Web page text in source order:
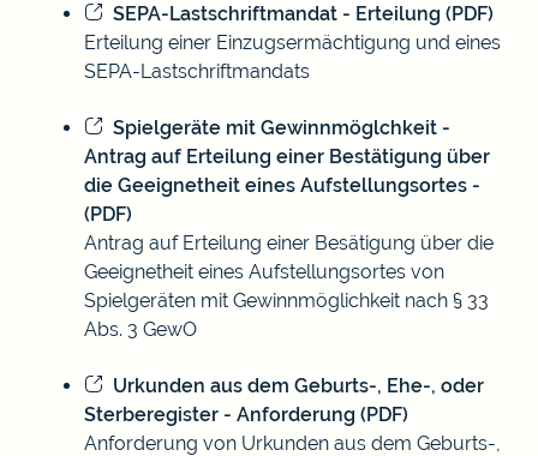
SEPA-Lastschriftmandat - Erteilung (PDF)
Erteilung einer Einzugsermächtigung und eines
SEPA-Lastschriftmandats
Spielgeräte mit Gewinnmöglchkeit -
Antrag auf Erteilung einer Bestätigung über
die Geeignetheit eines Aufstellungsortes -
(PDF)
Antrag auf Erteilung einer Besätigung über die
Geeignetheit eines Aufstellungsortes von
Spielgeräten mit Gewinnmöglichkeit nach § 33
Abs. 3 GewO
Urkunden aus dem Geburts-, Ehe-, oder
Sterberegister - Anforderung (PDF)
Anforderung von Urkunden aus dem Geburts-,